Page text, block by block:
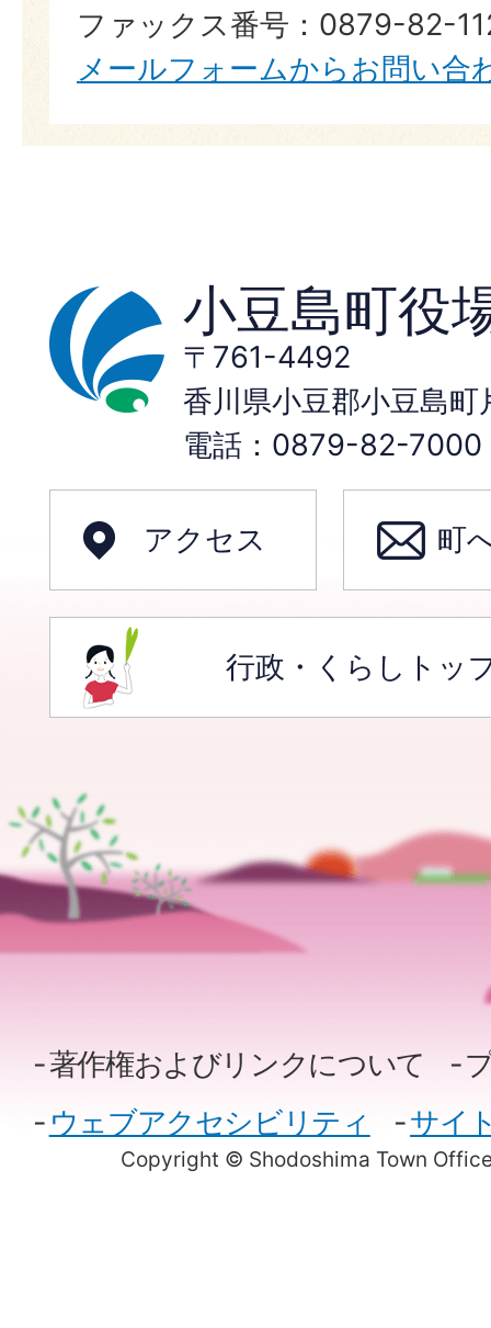
ファックス番号：0879-82-
メールフォームからお問い合
小豆島町役
〒761-4492
香川県小豆郡小豆島
電話：0879-82-7000
アクセス 町
行政・くらしトッ
Copyright © Shodoshima Town
著作権およびリンクについて
ウェブアクセシビリティ
サイ